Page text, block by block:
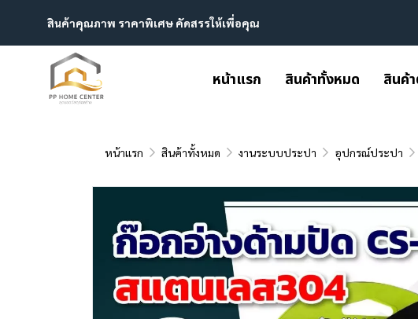
สินค้าคุณภาพ ราคาพิเศษ คัดสรรให้เพื่อคุณ
หน้าแรก สินค้าทั้งหมด สินค้
หน้าแรก สินค้าทั้งหมด งานระบบประปา อุปกรณ์ประปา